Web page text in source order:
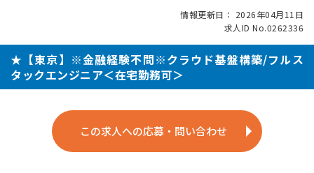
情報更新日： 2026年04月11日
求人ID No.0262336
★【東京】※金融経験不問※クラウド基盤構築/フルス
タックエンジニア＜在宅勤務可＞
この求人への応募・問い合わせ